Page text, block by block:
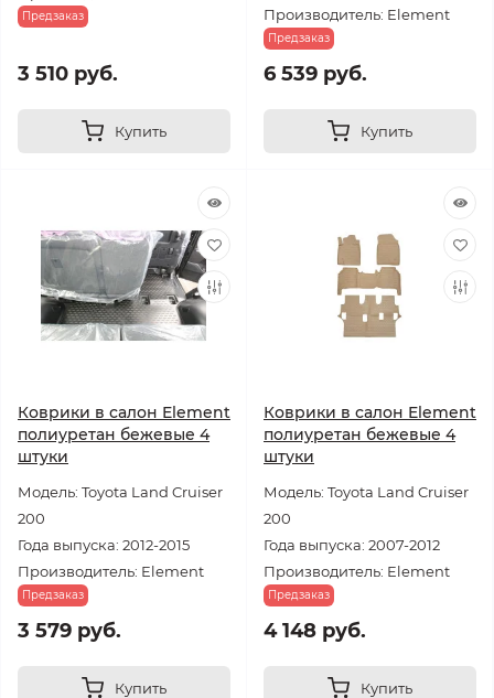
Предзаказ
3 510 руб.
Купить
Производитель: Element
Предзаказ
6 539 руб.
Купить
Коврики в салон Element
полиуретан бежевые 4
штуки
Модель: Toyota Land Cruiser
200
Года выпуска: 2012-2015
Производитель: Element
Предзаказ
3 579 руб.
Купить
Коврики в салон Element
полиуретан бежевые 4
штуки
Модель: Toyota Land Cruiser
200
Года выпуска: 2007-2012
Производитель: Element
Предзаказ
4 148 руб.
Купить